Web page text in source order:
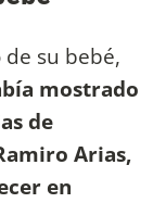
su bebé,
mostrado
de
Arias,
en